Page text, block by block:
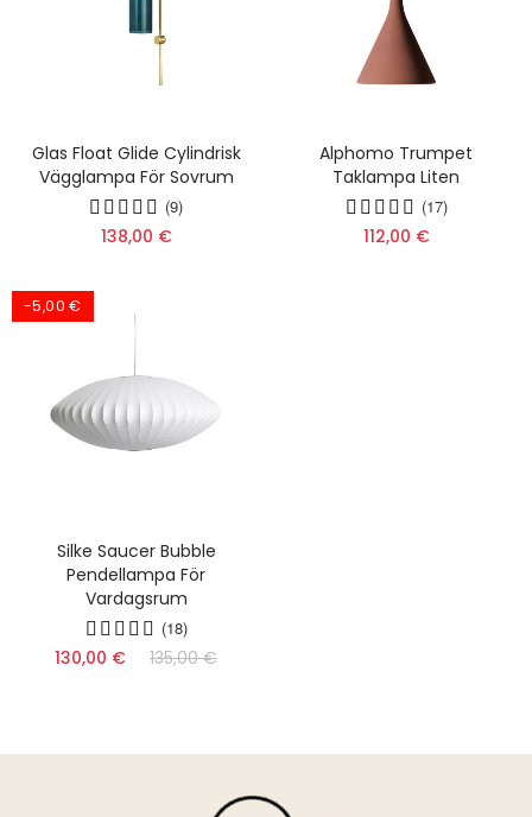
Glas Float Glide Cylindrisk
Vägglampa För Sovrum
(9)
138,00 €
Alphomo Trumpet
Taklampa Liten
(17)
112,00 €
-5,00 €
Silke Saucer Bubble
Pendellampa För
Vardagsrum
(18)
130,00 € 135,00 €